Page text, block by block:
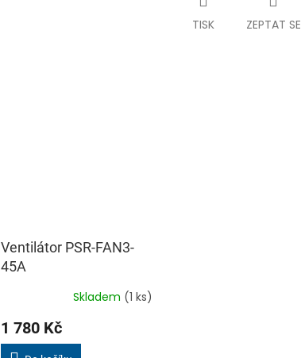
TISK ZEPTAT SE
Ventilátor PSR-FAN3-
45A
produktu
je
Skladem (1 ks)
1 780 Kč